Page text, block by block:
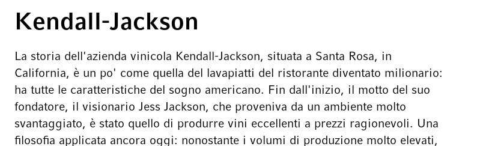
Kendall-Jackson
La storia dell'azienda vinicola Kendall-Jackson, situata a Santa Rosa, in
California, è un po' come quella del lavapiatti del ristorante diventato milionario:
ha tutte le caratteristiche del sogno americano. Fin dall'inizio, il motto del suo
fondatore, il visionario Jess Jackson, che proveniva da un ambiente molto
svantaggiato, è stato quello di produrre vini eccellenti a prezzi ragionevoli. Una
filosofia applicata ancora oggi: nonostante i volumi di produzione molto elevati,